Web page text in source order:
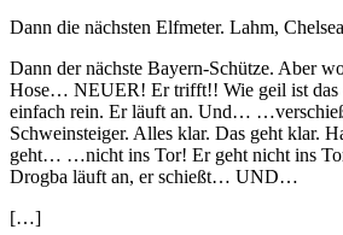
Dann die nächsten Elfmeter. Lahm,
Dann der nächste Bayern-Schütze. Aber
Hose… NEUER! Er trifft!! Wie geil ist das
einfach rein. Er läuft an. Und…
Schweinsteiger. Alles klar. Das geht klar.
geht… …nicht ins Tor! Er geht nicht ins
Drogba läuft an, er schießt… UND…
[…]